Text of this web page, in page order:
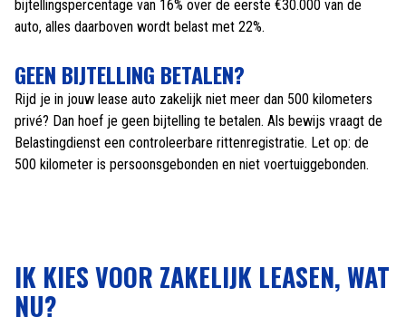
bijtellingspercentage van 16% over de eerste €30.000 van de
auto, alles daarboven wordt belast met 22%.
GEEN BIJTELLING BETALEN?
Rijd je in jouw lease auto zakelijk niet meer dan 500 kilometers
privé? Dan hoef je geen bijtelling te betalen. Als bewijs vraagt de
Belastingdienst een controleerbare rittenregistratie. Let op: de
500 kilometer is persoonsgebonden en niet voertuiggebonden.
IK KIES VOOR ZAKELIJK LEASEN, WAT
NU?